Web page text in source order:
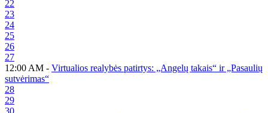
22
23
24
25
26
27
12:00 AM - Virtualios realybės patirtys: „Angelų takais“ ir „Pasaulių
sutvėrimas“
28
29
30